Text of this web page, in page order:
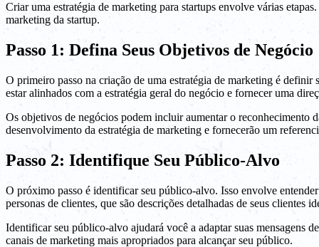
Criar uma estratégia de marketing para startups envolve várias
marketing da startup.
Passo 1: Defina Seus Objetivos de Negócio
O primeiro passo na criação de uma estratégia de marketing é
estar alinhados com a estratégia geral do negócio e fornecer uma
Os objetivos de negócios podem incluir aumentar o reconhecimento
desenvolvimento da estratégia de marketing e fornecerão um
Passo 2: Identifique Seu Público-Alvo
O próximo passo é identificar seu público-alvo. Isso envolve
personas de clientes, que são descrições detalhadas de seus clientes
Identificar seu público-alvo ajudará você a adaptar suas mensagens
canais de marketing mais apropriados para alcançar seu público.